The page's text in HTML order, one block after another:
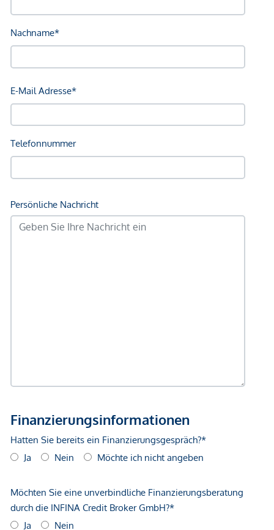
*Der Vertrag kommt nicht mit der INFINA Credit Broker
Immobilienunternehmen angeboten. Allfällige aus dem
Vertragsabschluss resultierende Rechte sind ausschließlich
gegenüber dem anbietenden Immobilienunternehmen
unverbindliche Vorabinformationen sind und daher ohne
Gewähr erfolgen. Der Vermittler ist als Doppelmakler tätig.